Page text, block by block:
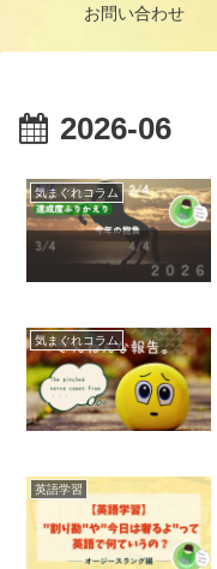
お問い合わせ
2026-06
気まぐれコラム
気まぐれコラム
英語学習